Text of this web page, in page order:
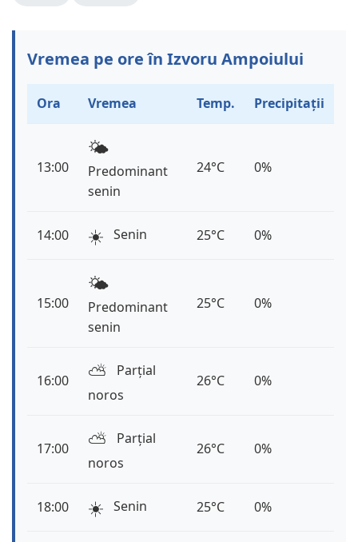
Vremea pe ore în Izvoru Ampoiului
Ora Vremea Temp. Precipitații
13:00
🌤️
Predominant
senin
24°C 0%
14:00 ☀️ Senin 25°C 0%
15:00
🌤️
Predominant
senin
25°C 0%
16:00 ⛅️
Parțial
noros
26°C 0%
17:00 ⛅️
Parțial
noros
26°C 0%
18:00 ☀️ Senin 25°C 0%